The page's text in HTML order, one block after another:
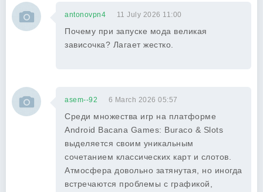
antonovpn4 11 July 2026 11:00
Почему при запуске мода великая
зависочка? Лагает жестко.
asem--92 6 March 2026 05:57
Среди множества игр на платформе
Android Bacana Games: Buraco & Slots
выделяется своим уникальным
сочетанием классических карт и слотов.
Атмосфера довольно затянутая, но иногда
встречаются проблемы с графикой,